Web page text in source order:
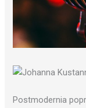
Postmodernia